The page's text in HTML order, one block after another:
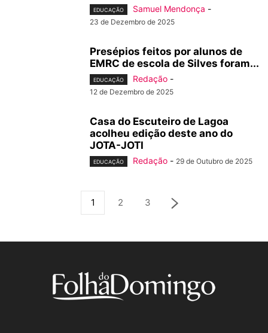
EDUCAÇÃO Samuel Mendonça -
23 de Dezembro de 2025
Presépios feitos por alunos de
EMRC de escola de Silves foram...
EDUCAÇÃO Redação -
12 de Dezembro de 2025
Casa do Escuteiro de Lagoa
acolheu edição deste ano do
JOTA-JOTI
EDUCAÇÃO Redação - 29 de Outubro de 2025
1 2 3